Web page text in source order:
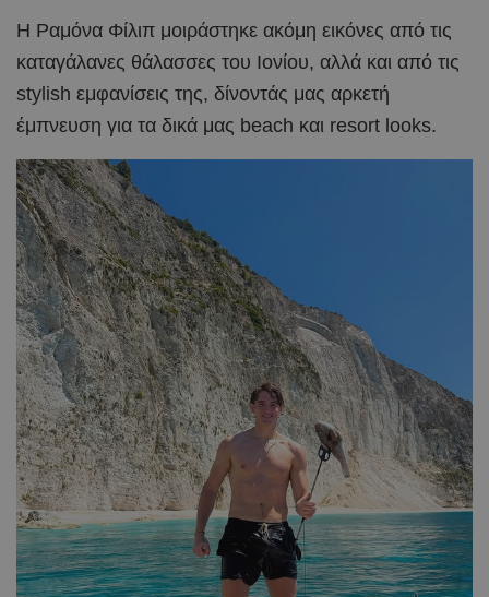
Η Ραμόνα Φίλιπ μοιράστηκε ακόμη εικόνες από τις
καταγάλανες θάλασσες του Ιονίου, αλλά και από τις
stylish εμφανίσεις της, δίνοντάς μας αρκετή
έμπνευση για τα δικά μας beach και resort looks.